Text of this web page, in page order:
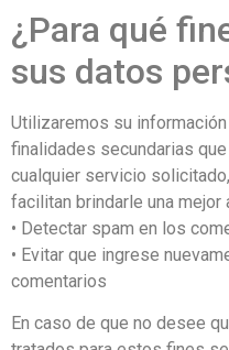
¿Para qué
sus datos
Utilizaremos su
finalidades secundarias
cualquier servicio
facilitan brindarle una mejor
• Detectar spam en los
• Evitar que ingrese
comentarios
En caso de que no desee